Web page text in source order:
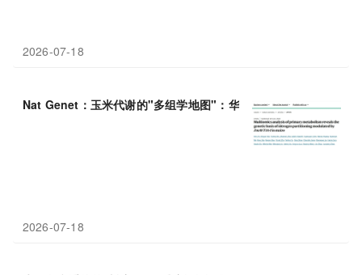
2026-07-18
Nat Genet：玉米代谢的"多组学地图"：华中农业大学严建兵团队
2026-07-18